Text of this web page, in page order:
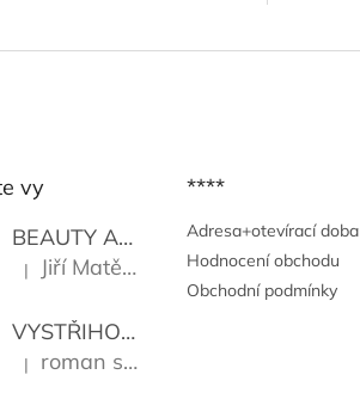
vy
BEAUTY AND THE BEAT
Go Go's
Hodnocení produktu je 5 z 5 hvězdiček.
| Jiří Matějů
VYSTŘIHOVÁNKY - PRAŽSKÉ PAMÁTKY
Hodnocení produktu je 5 z 5 hvězdiček.
| roman sekanina
****
Adresa+otevírací doba
Hodnocení obchodu
Obchodní podmínky